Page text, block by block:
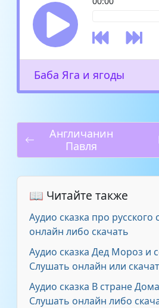
Баба Яга и ягоды
Англичанин
Павля
📖 Читайте также
Аудио сказка про русского
онлайн либо скачать
Аудио сказка Дед Мороз и
Слушать онлайн или
Аудио сказка В стране
Слушать онлайн либо